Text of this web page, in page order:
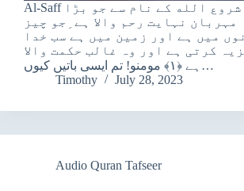
Al-Saff شروع الله کے نام سے جو بڑا
مہربان نہایت رحم والا ہے ِجو چیز
میں ہے اور زمین میں ہے سب خدا
کرتی ہے اور وہ غالب حکمت والا
ہے ﴿۱﴾ مومنو! تم ایسی باتیں کیوں…
Timothy
July 28, 2023
Audio Quran Tafseer